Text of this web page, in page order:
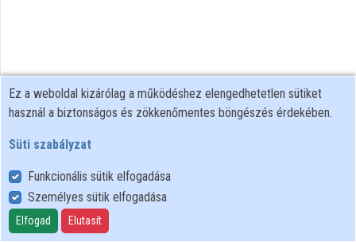
Felhasználói szabályzat
Adatkezelési tájékoztató
Süti szabályzat
Ez a weboldal kizárólag a működéshez elengedhetetlen sütiket
használ a biztonságos és zökkenőmentes böngészés érdekében.
Süti szabályzat
Funkcionális sütik elfogadása
Személyes sütik elfogadása
Elfogad Elutasít